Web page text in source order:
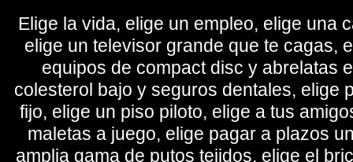
Elige la vida, elige un empleo, elige una
elige un televisor grande que te cagas,
equipos de compact disc y abrelatas
colesterol bajo y seguros dentales, elige
fijo, elige un piso piloto, elige a tus
maletas a juego, elige pagar a plazos
amplia gama de putos tejidos, elige el